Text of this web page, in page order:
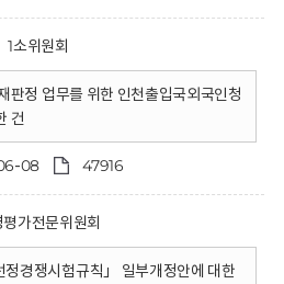
1소위원회
판정 업무를 위한 인천출입국외국인청
건
08 47916
평가전문위원회
정경쟁시험규칙」 일부개정안에 대한